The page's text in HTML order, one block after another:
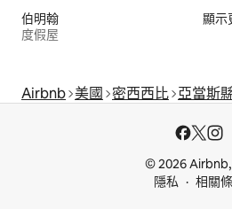
伯明翰
度假屋
顯示
Airbnb 美國 密西西比 亞當斯
© 2026 Airbnb,
隱私
相關